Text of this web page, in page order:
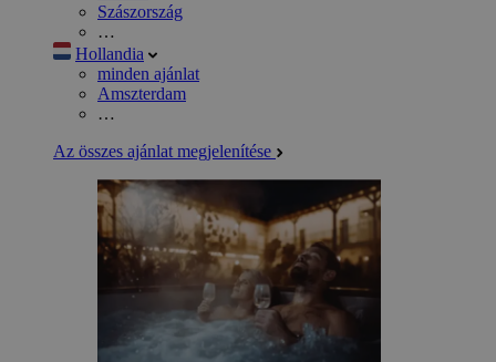
Szászország
…
Hollandia
minden ajánlat
Amszterdam
…
Az összes ajánlat megjelenítése